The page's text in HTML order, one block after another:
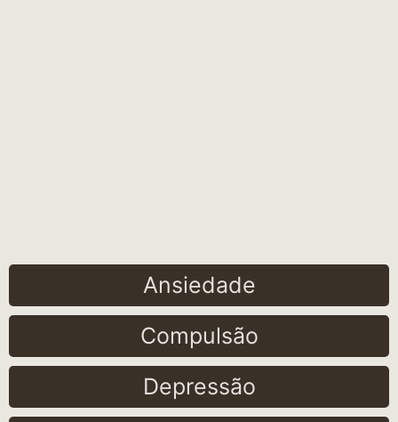
Ansiedade
Compulsão
Depressão